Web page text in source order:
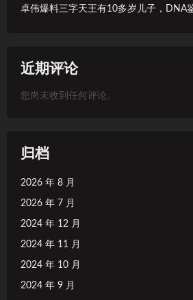
卓伟爆料三字天王有10多岁儿子，DNA
近期评论
您尚未收到任何评论。
归档
2026 年 8 月
2026 年 7 月
2024 年 12 月
2024 年 11 月
2024 年 10 月
2024 年 9 月